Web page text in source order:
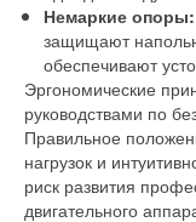
Немаркие опоры:
защищают
обеспечивают
Эргономические
руководствами по
Правильное
нагрузок и
риск развития
двигательного